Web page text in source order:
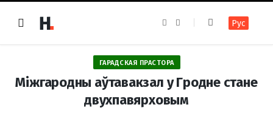
e
b
o
o
k
t
a
r
a
m
Рус
ГАРАДСКАЯ ПРАСТОРА
Міжгародны аўтавакзал у Гродне стане
двухпавярховым